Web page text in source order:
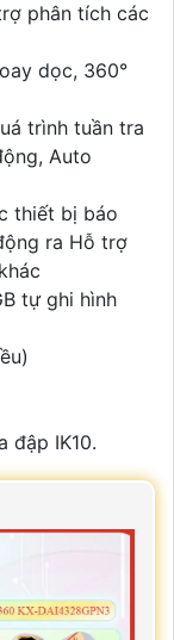
phân tích các
dọc, 360°
trình tuần tra
Auto
thiết bị báo
ra Hỗ trợ
tự ghi hình
đập IK10.